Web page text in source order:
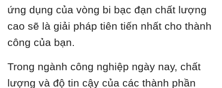
ứng dụng của vòng bi bạc đạn chất lượng
cao sẽ là giải pháp tiên tiến nhất cho thành
công của bạn.
Trong ngành công nghiệp ngày nay, chất
lượng và độ tin cậy của các thành phần